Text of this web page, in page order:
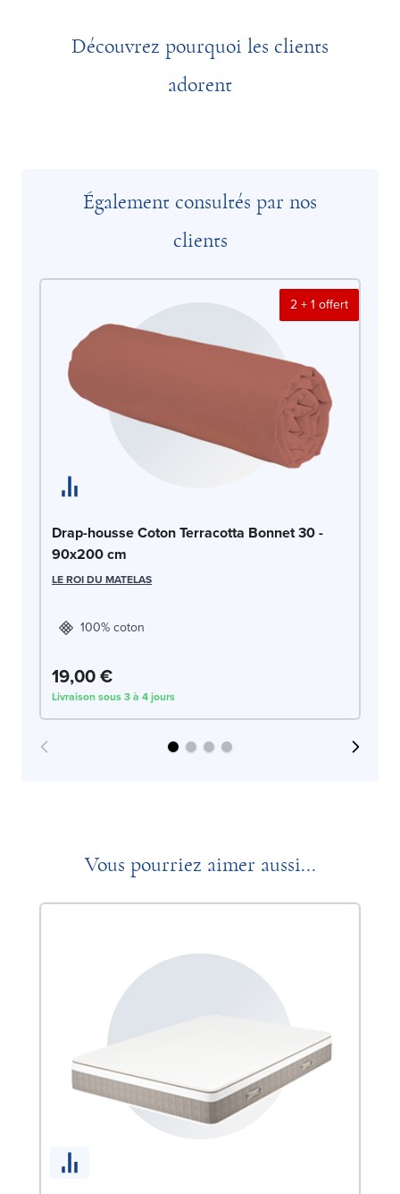
Découvrez pourquoi les clients
adorent
Également consultés par nos
clients
2 + 1 offert
Drap-housse Coton Terracotta Bonnet 30 -
90x200 cm
LE ROI DU MATELAS
100% coton
19,00 €
Livraison sous 3 à 4 jours
Vous pourriez aimer aussi...